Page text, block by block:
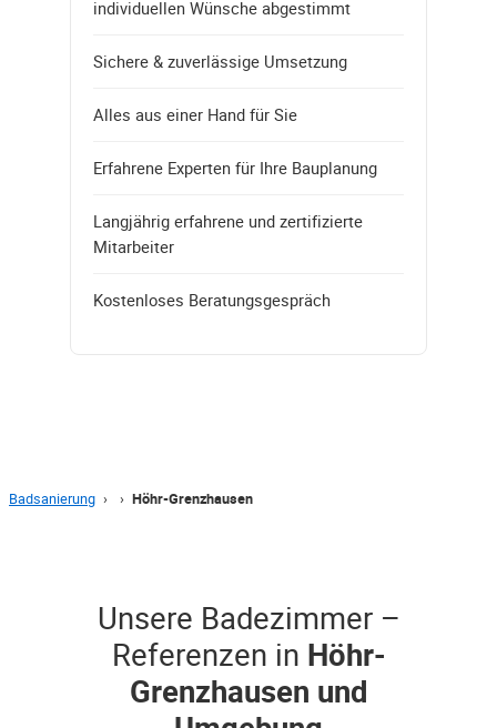
individuellen Wünsche abgestimmt
Sichere & zuverlässige Umsetzung
Alles aus einer Hand für Sie
Erfahrene Experten für Ihre Bauplanung
Langjährig erfahrene und zertifizierte
Mitarbeiter
Kostenloses Beratungsgespräch
Badsanierung › › Höhr-Grenzhausen
Unsere Badezimmer –
Referenzen in Höhr-
Grenzhausen und